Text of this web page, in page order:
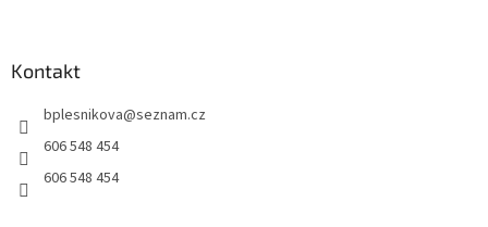
Kontakt
bplesnikova@seznam.cz
606 548 454
606 548 454